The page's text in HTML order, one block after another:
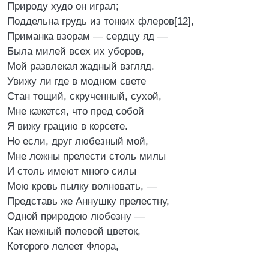
Природу худо он играл;
Поддельна грудь из тонких флеров[12],
Приманка взорам — сердцу яд —
Была милей всех их уборов,
Мой развлекая жадный взгляд.
Увижу ли где в модном свете
Стан тощий, скрученный, сухой,
Мне кажется, что пред собой
Я вижу грацию в корсете.
Но если, друг любезный мой,
Мне ложны прелести столь милы
И столь имеют много силы
Мою кровь пылку волновать, —
Представь же Аннушку прелестну,
Одной природою любезну —
Как нежный полевой цветок,
Которого лелеет Флора,